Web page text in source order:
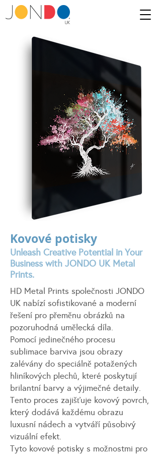
Kovové potisky
Unleash Creative Potential in Your
Business with JONDO UK Metal
Prints.
HD Metal Prints společnosti JONDO
UK nabízí sofistikované a moderní
řešení pro přeměnu obrázků na
pozoruhodná umělecká díla.
Pomocí jedinečného procesu
sublimace barviva jsou obrazy
zalévány do speciálně potažených
hliníkových plechů, které poskytují
brilantní barvy a výjimečné detaily.
Tento proces zajišťuje kovový povrch,
který dodává každému obrazu
luxusní nádech a vytváří působivý
vizuální efekt.
Tyto kovové potisky s možnostmi pro